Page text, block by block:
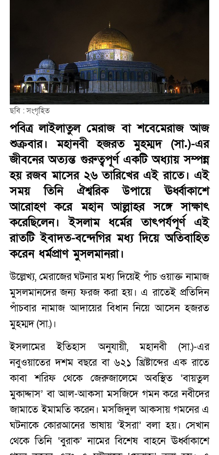
ছবি : সংগৃহিত
পবিত্র লাইলাতুল মেরাজ বা শবেমেরাজ আজ
শুক্রবার। মহানবী হজরত মুহম্মদ (সা.)-এর
জীবনের অত্যন্ত গুরুত্বপূর্ণ একটি অধ্যায় সম্পন্ন
হয় রজব মাসের ২৬ তারিখের এই রাতে। এই
সময় তিনি ঐশ্বরিক উপায়ে ঊর্ধ্বাকাশে
আরোহণ করে মহান আল্লাহর সঙ্গে সাক্ষাৎ
করেছিলেন। ইসলাম ধর্মের তাৎপর্যপূর্ণ এই
রাতটি ইবাদত-বন্দেগির মধ্য দিয়ে অতিবাহিত
করেন ধর্মপ্রাণ মুসলমানরা।
উল্লেখ্য, মেরাজের ঘটনার মধ্য দিয়েই পাঁচ ওয়াক্ত নামাজ
মুসলমানদের জন্য ফরজ করা হয়। এ রাতেই প্রতিদিন
পাঁচবার নামাজ আদায়ের বিধান নিয়ে আসেন হজরত
মুহম্মদ (সা.)।
ইসলামের ইতিহাস অনুযায়ী, মহানবী (সা.)-এর
নবুওয়াতের দশম বছরে বা ৬২১ খ্রিষ্টাব্দের এক রাতে
কাবা শরিফ থেকে জেরুজালেমে অবস্থিত ‘বায়তুল
মুকাদ্দাস’ বা আল-আকসা মসজিদে গমন করে নবীদের
জামাতে ইমামতি করেন। মসজিদুল আকসায় গমনের এ
ঘটনাকে কোরআনের ভাষায় ‘ইসরা’ বলা হয়। সেখান
থেকে তিনি ‘বুরাক’ নামের বিশেষ বাহনে ঊর্ধ্বাকাশে